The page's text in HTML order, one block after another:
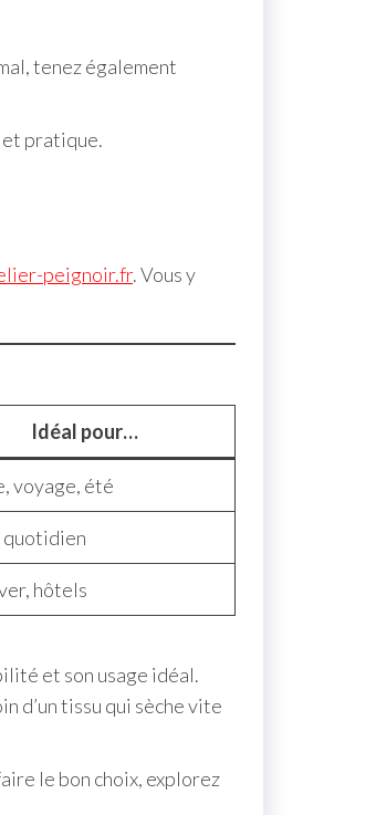
tenez également
pratique.
peignoir.fr. Vous y
Idéal pour…
voyage, été
quotidien
hôtels
et son usage idéal.
d’un tissu qui sèche vite
le bon choix, explorez